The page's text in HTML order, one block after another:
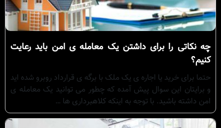
چه نکاتی را برای داشتن یک معامله ی امن باید رعایت
کنیم؟
حتما برای خرید یا اجاره ی یک ملک با برگه ی قرارداد روبرو شده اید
و برایتان این سوال پیش آمده که چطور می توانید یک معامله ی
امن داشته باشید. با توجه به اینکه کلاهبرداری ها …